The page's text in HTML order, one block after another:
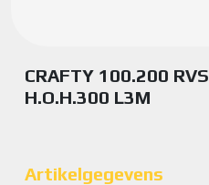
CRAFTY 100.200
H.O.H.300 L3M
Artikelgegevens